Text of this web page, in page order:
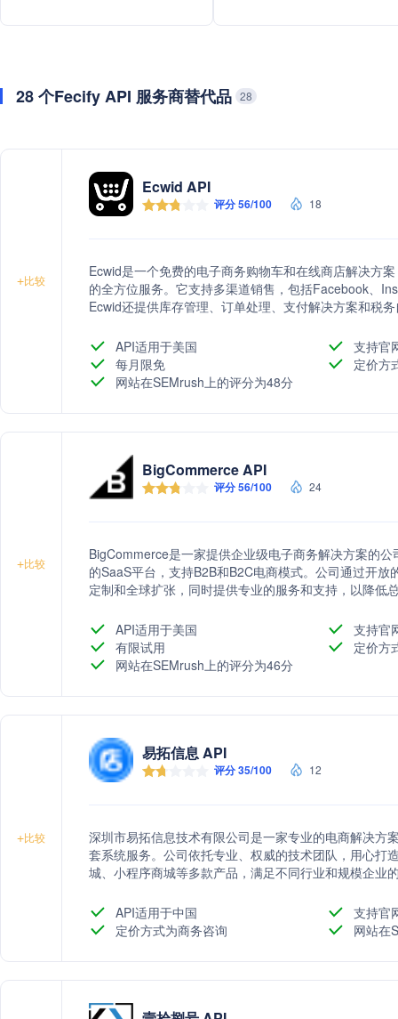
28 个Fecify API 服务商替代品 28
+比较
Ecwid API
评分 56/100 18
Ecwid是一个免费的电子商务购物车和在线商店解决方
的全方位服务。它支持多渠道销售，包括Facebook、
Ecwid还提供库存管理、订单处理、支付解决方案和税
API适用于美国
支持官
每月限免
定价方
网站在SEMrush上的评分为48分
+比较
BigCommerce API
评分 56/100 24
BigCommerce是一家提供企业级电子商务解决方案的
的SaaS平台，支持B2B和B2C电商模式。公司通过开
定制和全球扩张，同时提供专业的服务和支持，以降低
API适用于美国
支持官
有限试用
定价方
网站在SEMrush上的评分为46分
+比较
易拓信息 API
评分 35/100 12
深圳市易拓信息技术有限公司是一家专业的电商解决方
套系统服务。公司依托专业、权威的技术团队，用心打
城、小程序商城等多款产品，满足不同行业和规模企业
商、生鲜电商、母婴电商、综合百货等多行业解决方案
力。
API适用于中国
支持官
定价方式为商务咨询
网站在